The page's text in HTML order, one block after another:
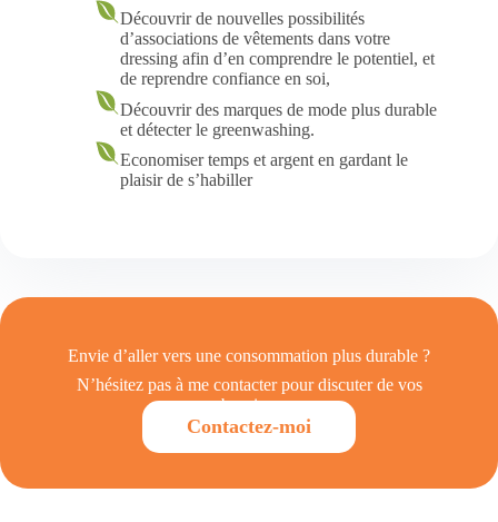
Découvrir de nouvelles possibilités
d’associations de vêtements dans votre
dressing afin d’en comprendre le potentiel, et
de reprendre confiance en soi,
Découvrir des marques de mode plus durable
et détecter le greenwashing.
Economiser temps et argent en gardant le
plaisir de s’habiller
Envie d’aller vers une consommation plus durable ?
N’hésitez pas à me contacter pour discuter de vos
besoins.
Contactez-moi